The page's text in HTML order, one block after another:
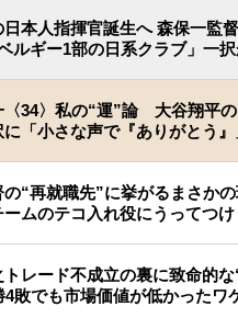
日本人指揮官誕生へ 森保一監
ルギー1部の日系クラブ」一
〈34〉私の“運”論 大谷翔平
に「小さな声で『ありがとう』
の“再就職先”に挙がるまさか
ームのテコ入れ役にうってつけ
トレード不成立の裏に致命的
4敗でも市場価値が低かったワ